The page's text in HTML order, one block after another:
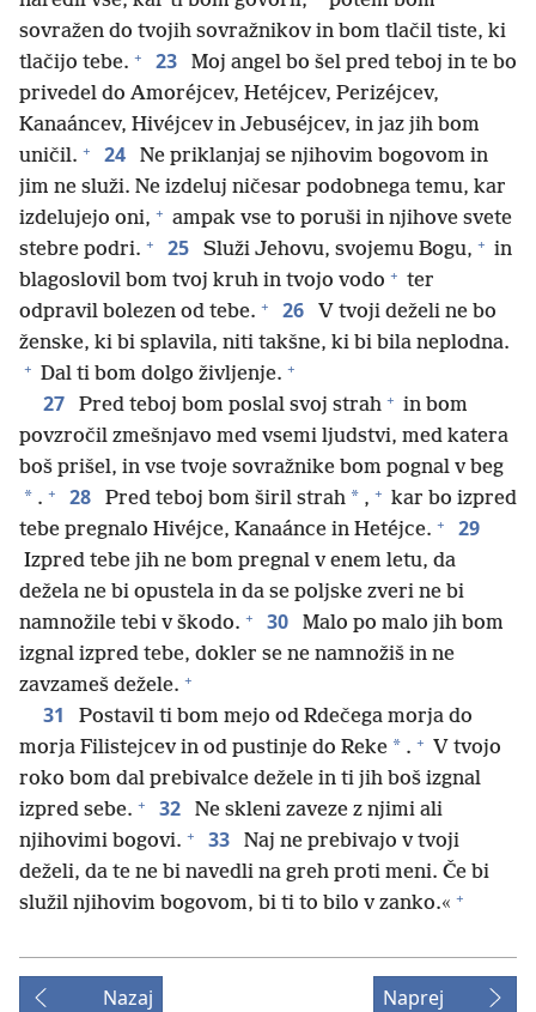
sovražen do tvojih sovražnikov in bom tlačil tiste, ki
tlačijo tebe. + 23
Moj angel bo šel pred teboj in te bo
privedel do Amoréjcev, Hetéjcev, Perizéjcev,
Kanaáncev, Hivéjcev in Jebuséjcev, in jaz jih bom
uničil. + 24
Ne priklanjaj se njihovim bogovom in
jim ne služi. Ne izdeluj ničesar podobnega temu, kar
izdelujejo oni, + ampak vse to poruši in njihove svete
stebre podri. + 25 Služi Jehovu, svojemu Bogu, + in
blagoslovil bom tvoj kruh in tvojo vodo + ter
odpravil bolezen od tebe. + 26
V tvoji deželi ne bo
ženske, ki bi splavila, niti takšne, ki bi bila neplodna.
+ Dal ti bom dolgo življenje. +
27 Pred teboj bom poslal svoj strah + in bom
povzročil zmešnjavo med vsemi ljudstvi, med katera
boš prišel, in vse tvoje sovražnike bom pognal v beg
* . + 28 Pred teboj bom širil strah * , + kar bo izpred
tebe pregnalo Hivéjce, Kanaánce in Hetéjce. + 29
Izpred tebe jih ne bom pregnal v enem letu, da
dežela ne bi opustela in da se poljske zveri ne bi
namnožile tebi v škodo. + 30
Malo po malo jih bom
izgnal izpred tebe, dokler se ne namnožiš in ne
zavzameš dežele. +
31
Postavil ti bom mejo od Rdečega morja do
morja Filistejcev in od pustinje do Reke * . + V tvojo
roko bom dal prebivalce dežele in ti jih boš izgnal
izpred sebe. + 32
Ne skleni zaveze z njimi ali
njihovimi bogovi. + 33
Naj ne prebivajo v tvoji
deželi, da te ne bi navedli na greh proti meni. Če bi
služil njihovim bogovom, bi ti to bilo v zanko.« +
Nazaj Naprej